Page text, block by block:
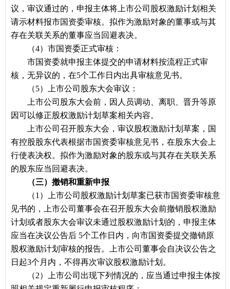
议，审议通过的，申报主体将上市公司股权激励计划相关
请示材料报市国资委审核。拟作为激励对象的董事或与其
存在关联关系的董事应当回避表决。
（4）市国资委正式审核：
市国资委就申报主体提交的申请材料按流程正式审
核，无异议的，在5个工作日内出具审核意见书。
（5）上市公司股东大会审议：
上市公司股东大会前，因人员调动、离职、晋升等原
因可以修正股权激励计划草案相关内容。
上市公司召开股东大会，审议股权激励计划草案，国
有控股股东代表根据市国资委审核意见书，在股东大会上
行使表决权。拟作为激励对象的股东或与其存在关联关系
的股东应当回避表决。
（三）撤销和重新申报
（1）上市公司股权激励计划草案已获市国资委审核意
见书的，上市公司董事会在召开股东大会前撤销股权激励
计划或者股东大会审议未通过股权激励计划的，申报主体
应当在决议公告后 5个工作日内，向市国资委提交撤销原
股权激励计划审核的报告。上市公司董事会自决议公告之
日起3个月内，不得再次审议股权激励计划。
（2）上市公司出现下列情况的，应当通过申报主体按